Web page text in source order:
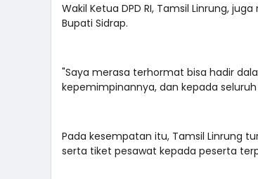
Wakil Ketua DPD RI, Tamsil Linrung,
Bupati Sidrap.
"Saya merasa terhormat bisa hadir
kepemimpinannya, dan kepada
Pada kesempatan itu, Tamsil Linrung
serta tiket pesawat kepada peserta